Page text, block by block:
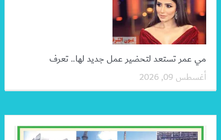
مي عمر تستعد لتحضير عمل جديد لها.. تعرف
أغسطس 09, 2026